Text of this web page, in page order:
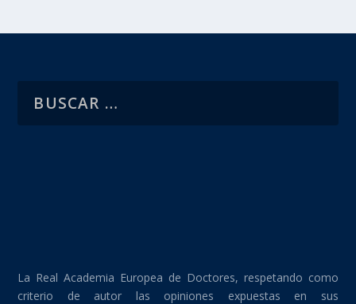
La Real Academia Europea de Doctores, respetando como
criterio de autor las opiniones expuestas en sus